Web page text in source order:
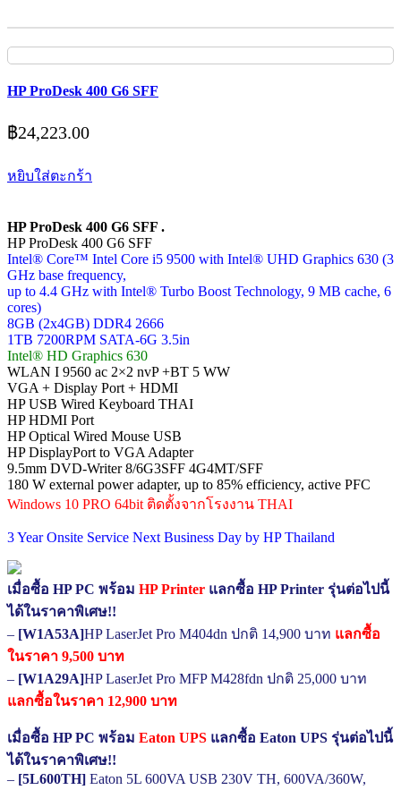
HP ProDesk 400 G6 SFF
฿24,223.00
หยิบใส่ตะกร้า
HP ProDesk 400 G6 SFF .
HP ProDesk 400 G6 SFF
Intel® Core™ Intel Core i5 9500 with Intel® UHD Graphics 630 (3
GHz base frequency,
up to 4.4 GHz with Intel® Turbo Boost Technology, 9 MB cache, 6
cores)
8GB (2x4GB) DDR4 2666
1TB 7200RPM SATA-6G 3.5in
Intel® HD Graphics 630
WLAN I 9560 ac 2×2 nvP +BT 5 WW
VGA + Display Port + HDMI
HP USB Wired Keyboard THAI
HP HDMI Port
HP Optical Wired Mouse USB
HP DisplayPort to VGA Adapter
9.5mm DVD-Writer 8/6G3SFF 4G4MT/SFF
180 W external power adapter, up to 85% efficiency, active PFC
Windows 10 PRO 64bit ติดตั้งจากโรงงาน THAI
3 Year Onsite Service Next Business Day by HP Thailand
เมื่อซื้อ HP PC พร้อม HP Printer แลกซื้อ HP Printer รุ่นต่อไปนี้
ได้ในราคาพิเศษ!!
– [W1A53A]HP LaserJet Pro M404dn ปกติ 14,900 บาท แลกซื้อ
ในราคา 9,500 บาท
– [W1A29A]HP LaserJet Pro MFP M428fdn ปกติ 25,000 บาท
แลกซื้อในราคา 12,900 บาท
เมื่อซื้อ HP PC พร้อม Eaton UPS แลกซื้อ Eaton UPS รุ่นต่อไปนี้
ได้ในราคาพิเศษ!!
– [5L600TH] Eaton 5L 600VA USB 230V TH, 600VA/360W,